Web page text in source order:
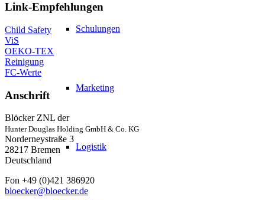
Schulungen
Marketing
Logistik
Link-Empfehlungen
Child Safety
ViS
OEKO-TEX
Reinigung
FC-Werte
Anschrift
Blöcker ZNL der
Hunter Douglas Holding GmbH & Co. KG
Norderneystraße 3
28217 Bremen
Deutschland
Fon +49 (0)421 386920
bloecker@bloecker.de